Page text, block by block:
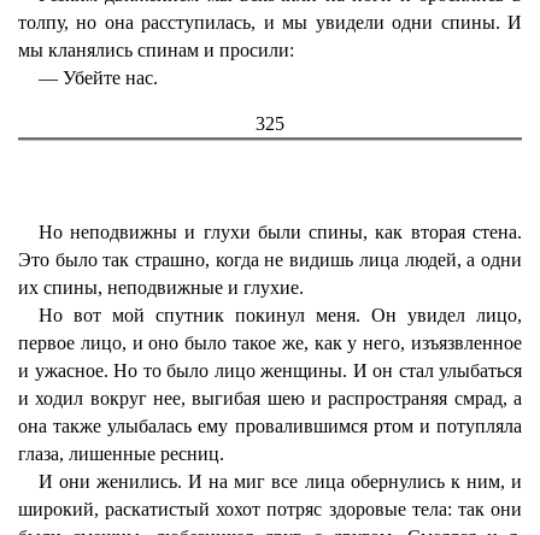
толпу, но она расступилась, и мы увидели одни спины. И
мы кланялись спинам и просили:
— Убейте нас.
325
Но неподвижны и глухи были спины, как вторая стена.
Это было так страшно, когда не видишь лица людей, а одни
их спины, неподвижные и глухие.
Но вот мой спутник покинул меня. Он увидел лицо,
первое лицо, и оно было такое же, как у него, изъязвленное
и ужасное. Но то было лицо женщины. И он стал улыбаться
и ходил вокруг нее, выгибая шею и распространяя смрад, а
она также улыбалась ему провалившимся ртом и потупляла
глаза, лишенные ресниц.
И они женились. И на миг все лица обернулись к ним, и
широкий, раскатистый хохот потряс здоровые тела: так они